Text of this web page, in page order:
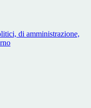
di amministrazione,